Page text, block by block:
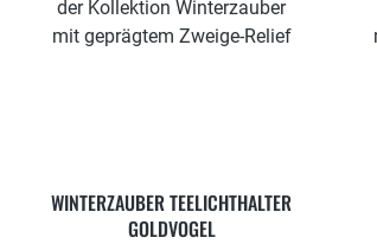
WINTERZAUBER TEELICHTHALTER
GOLDVOGEL